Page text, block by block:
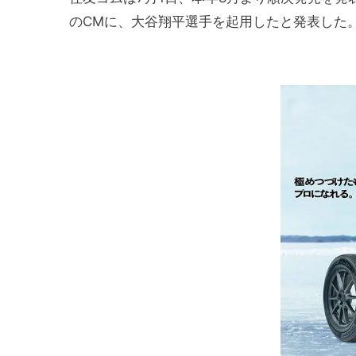
のCMに、大谷翔平選手を起用したと発表した